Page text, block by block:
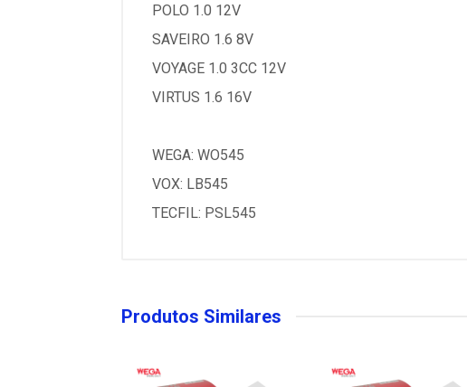
POLO 1.0 12V
SAVEIRO 1.6 8V
VOYAGE 1.0 3CC 12V
VIRTUS 1.6 16V
WEGA: WO545
VOX: LB545
TECFIL: PSL545
Produtos Similares